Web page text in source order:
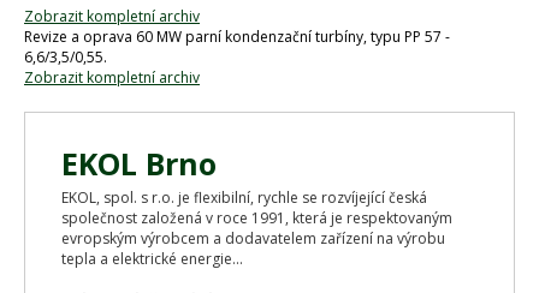
Zobrazit kompletní archiv
Revize a oprava 60 MW parní kondenzační turbíny, typu PP 57 -
6,6/3,5/0,55.
Zobrazit kompletní archiv
EKOL Brno
EKOL, spol. s r.o. je flexibilní, rychle se rozvíjející česká
společnost založená v roce 1991, která je respektovaným
evropským výrobcem a dodavatelem zařízení na výrobu
tepla a elektrické energie...